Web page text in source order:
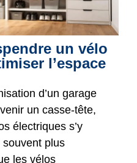
un vélo
l’espace
d’un garage
un casse-tête,
électriques s’y
plus
les vélos